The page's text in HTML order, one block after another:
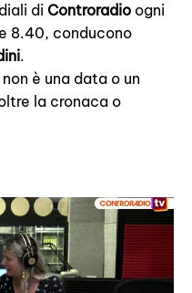
di Controradio ogni
8.40, conducono
.
è una data o un
la cronaca o